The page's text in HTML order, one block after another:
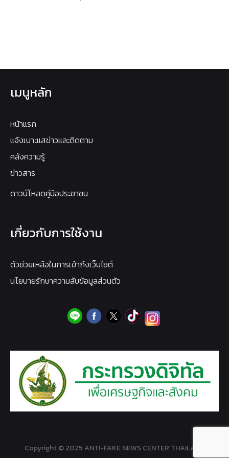
เมนูหลัก
หน้าแรก
แจ้งเบาะแสข่าวและติดตาม
คลังความรู้
ข่าวสาร
ดาวน์โหลดคู่มือประชาชน
เกี่ยวกับการใช้งาน
ตัวช่วยเหลือในการเข้าถึงเว็บไซต์
นโยบายรักษาความลับข้อมูลส่วนตัว
Copyright © 2025 ANTI-FAKE NEWS CENTER THAILAND